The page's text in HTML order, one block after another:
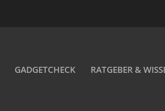
GADGETCHECK RATGEBER &